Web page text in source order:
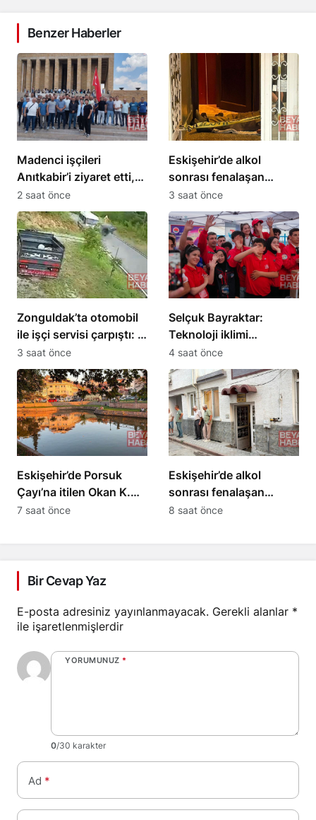
Benzer Haberler
Madenci işçileri
Anıtkabir’i ziyaret etti,
eylem 14. gününde
2 saat önce
Eskişehir’de alkol
sonrası fenalaşan
Niyazi Akkurt hayatını
kaybetti
3 saat önce
Zonguldak’ta otomobil
ile işçi servisi çarpıştı: 4
yaralı
3 saat önce
Selçuk Bayraktar:
Teknoloji iklimi
Güneydoğu’dan esecek
4 saat önce
Eskişehir’de Porsuk
Çayı’na itilen Okan K.
‘Sizin için yapıyorum’
7 saat önce
Eskişehir’de alkol
sonrası fenalaşan
Niyazi Akkurt hayatını
8 saat önce
Bir Cevap Yaz
E-posta adresiniz yayınlanmayacak. Gerekli alanlar *
ile işaretlenmişlerdir
YORUMUNUZ *
0/30 karakter
Ad *